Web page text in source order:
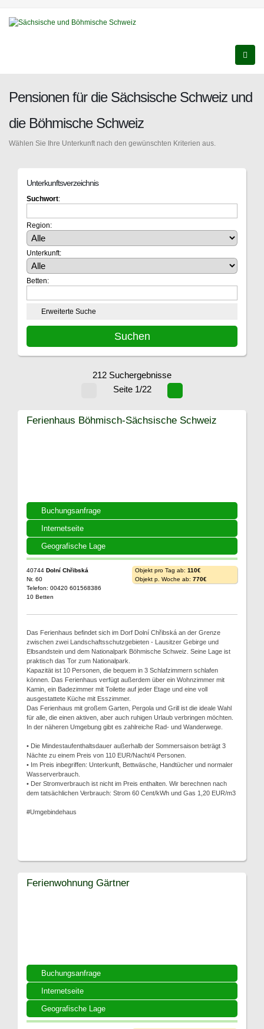
Pensionen für die Sächsische Schweiz und
die Böhmische Schweiz
Wählen Sie Ihre Unterkunft nach den gewünschten Kriterien aus.
Unterkunftsverzeichnis
Suchwort:
Region:
Unterkunft:
Betten:
Erweiterte Suche
212 Suchergebnisse
Seite 1/22
Buchungsanfrage
Internetseite
Geografische Lage
Ferienhaus Böhmisch-Sächsische Schweiz
40744 Dolní Chřibská
Nr. 60
Telefon: 00420 601568386
10 Betten
Objekt pro Tag ab: 110€
Objekt p. Woche ab: 770€
Das Ferienhaus befindet sich im Dorf Dolní Chřibská an der Grenze
zwischen zwei Landschaftsschutzgebieten - Lausitzer Gebirge und
Elbsandstein und dem Nationalpark Böhmische Schweiz. Seine Lage ist
praktisch das Tor zum Nationalpark.
Kapazität ist 10 Personen, die bequem in 3 Schlafzimmern schlafen
können. Das Ferienhaus verfügt außerdem über ein Wohnzimmer mit
Kamin, ein Badezimmer mit Toilette auf jeder Etage und eine voll
ausgestattete Küche mit Esszimmer.
Das Ferienhaus mit großem Garten, Pergola und Grill ist die ideale Wahl
für alle, die einen aktiven, aber auch ruhigen Urlaub verbringen möchten.
In der näheren Umgebung gibt es zahlreiche Rad- und Wanderwege.
• Die Mindestaufenthaltsdauer außerhalb der Sommersaison beträgt 3
Nächte zu einem Preis von 110 EUR/Nacht/4 Personen.
• Im Preis inbegriffen: Unterkunft, Bettwäsche, Handtücher und normaler
Wasserverbrauch.
• Der Stromverbrauch ist nicht im Preis enthalten. Wir berechnen nach
dem tatsächlichen Verbrauch: Strom 60 Cent/kWh und Gas 1,20 EUR/m3
#Umgebindehaus
Buchungsanfrage
Internetseite
Geografische Lage
Ferienwohnung Gärtner